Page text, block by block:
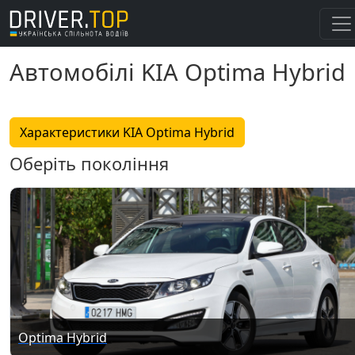
Автомобілі KIA Optima Hybrid
Характеристики KIA Optima Hybrid
Оберіть покоління
Optima Hybrid